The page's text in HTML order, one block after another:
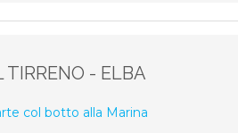
TIRRENO - ELBA
col botto alla Marina